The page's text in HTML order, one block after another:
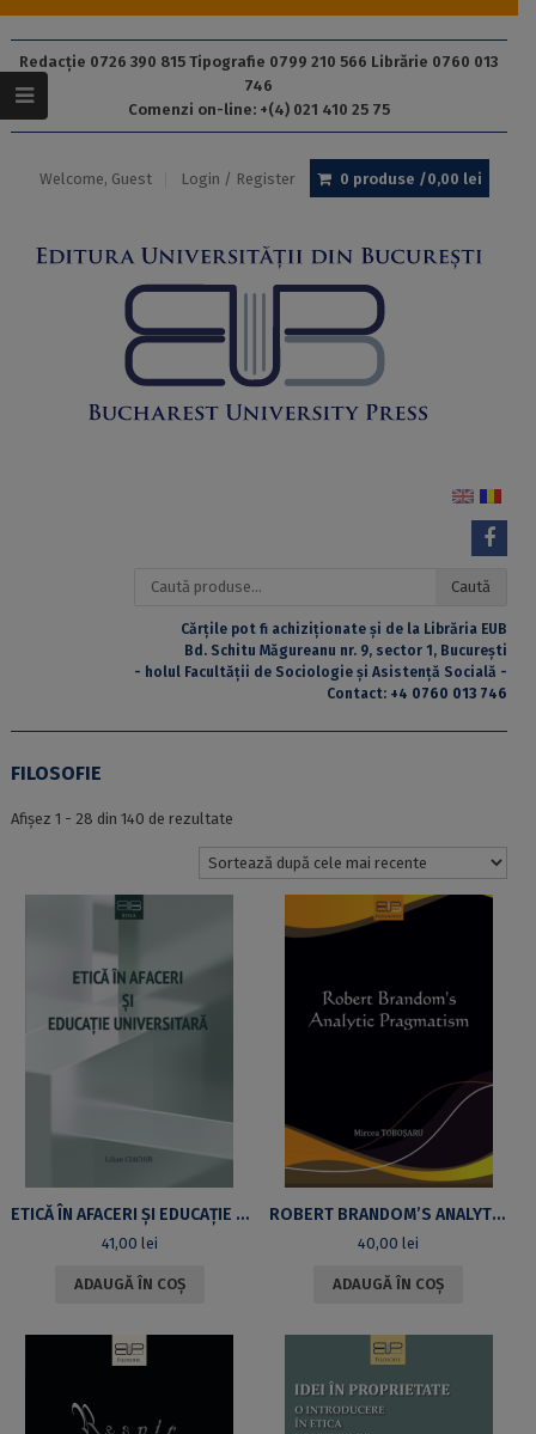
Redacție 0726 390 815 Tipografie 0799 210 566 Librărie 0760 013
746
Comenzi on-line: +(4) 021 410 25 75
Welcome, Guest Login / Register 0 produse /0,00 lei
Caută
Caută
Cărțile pot fi achiziționate și de la Librăria EUB
Bd. Schitu Măgureanu nr. 9, sector 1, București
- holul Facultății de Sociologie și Asistență Socială -
Contact: +4 0760 013 746
FILOSOFIE
Afișez 1 - 28 din 140 de rezultateSortat
cele
ETICĂ ÎN AFACERI ȘI EDUCAȚIE UNIVERSITARĂINTEGRAREA VALORILOR MORALE ÎN VIITORUL MANAGEMENTULUI
41,00 lei
ADAUGĂ ÎN COȘ
ROBERT BRANDOM’S ANALYTIC PRAGMATISM
40,00lei
ADAUGĂ ÎN COȘ